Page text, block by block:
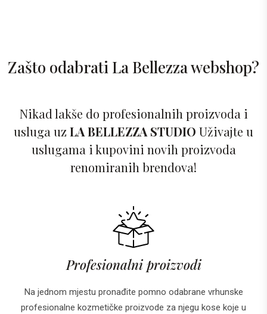
Zašto odabrati La Bellezza webshop?
Nikad lakše do profesionalnih proizvoda i
usluga uz LA BELLEZZA STUDIO Uživajte u
uslugama i kupovini novih proizvoda
renomiranih brendova!
Profesionalni proizvodi
Na jednom mjestu pronađite pomno odabrane vrhunske
profesionalne kozmetičke proizvode za njegu kose koje u